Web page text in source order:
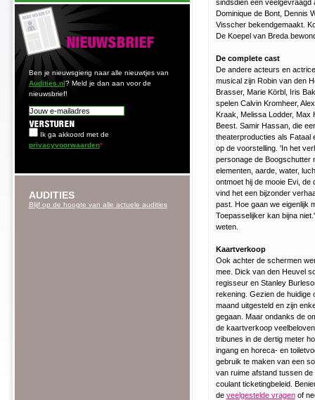
Ben je nieuwsgierig naar alle nieuwtjes van
Audities.nl? Meld je dan aan voor de
nieuwsbrief!
Ik ga akkoord met de
privacyvoorwaarden*
AUDITIES
Blijf op de hoogte van alle actuele audities
sindsdien een veelgevraagd
Dominique de Bont, Dennis
Visscher bekendgemaakt.
De Koepel van Breda
De complete cast
De andere acteurs en
musical zijn Robin van den
Brasser, Marie Körbl, Iris
spelen Calvin Kromheer,
Kraak, Melissa Lodder, Max
Beest. Samir Hassan, die
theaterproducties als Fataal
op de voorstelling. 'In het
personage de Boogschutter
elementen, aarde, water,
ontmoet hij de mooie Evi,
vind het een bijzonder
past. Hoe gaan we eigenlijk
Toepasselijker kan bijna
weten.
Kaartverkoop
Ook achter de schermen
mee. Dick van den Heuvel
regisseur en Stanley
rekening. Gezien de huidige
maand uitgesteld en zijn
gegaan. Maar ondanks de
de kaartverkoop
tribunes in de dertig meter
ingang en horeca- en
gebruik te maken van een
van ruime afstand tussen
coulant ticketingbeleid.
de veelgestelde vragenof